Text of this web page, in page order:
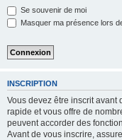
Se souvenir de moi
Masquer ma présence lors
INSCRIPTION
Vous devez être inscrit avant
rapide et vous offre de
peuvent accorder des
Avant de vous inscrire,